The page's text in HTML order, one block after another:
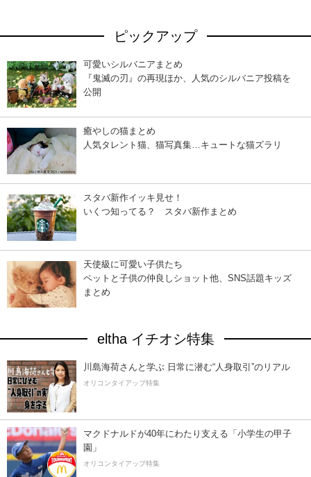
ピックアップ
可愛いシルバニアまとめ
『鬼滅の刃』の再現ほか、人気のシルバニア投稿を
公開
癒やしの猫まとめ
人気タレント猫、猫写真集…キュートな猫ズラリ
スタバ新作イッキ見せ！
いくつ知ってる？ スタバ新作まとめ
天使級に可愛い子供たち
ペットと子供の仲良しショット他、SNS話題キッズ
まとめ
eltha イチオシ特集
川島海荷さんと学ぶ 日常に潜む“人身取引”のリアル
オリコンタイアップ特集
マクドナルドが40年にわたり支える「小学生の甲子
園」
オリコンタイアップ特集